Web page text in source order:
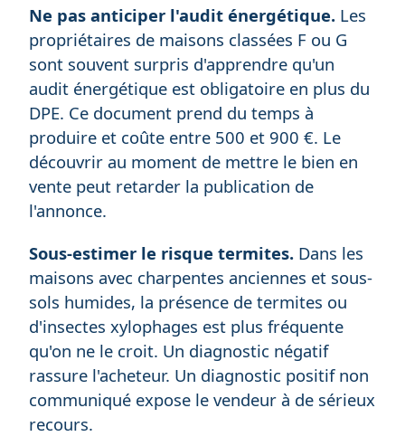
Ne pas anticiper l'audit énergétique. Les
propriétaires de maisons classées F ou G
sont souvent surpris d'apprendre qu'un
audit énergétique est obligatoire en plus du
DPE. Ce document prend du temps à
produire et coûte entre 500 et 900 €. Le
découvrir au moment de mettre le bien en
vente peut retarder la publication de
l'annonce.
Sous-estimer le risque termites. Dans les
maisons avec charpentes anciennes et sous-
sols humides, la présence de termites ou
d'insectes xylophages est plus fréquente
qu'on ne le croit. Un diagnostic négatif
rassure l'acheteur. Un diagnostic positif non
communiqué expose le vendeur à de sérieux
recours.